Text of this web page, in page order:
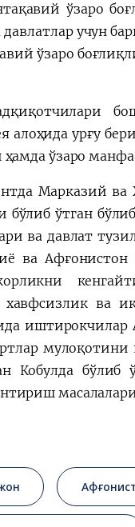
ўзаро
учун
ўзаро
алоҳида урғу
ўзаро
Марказий
ўтган
ва давлат
ва Афғонистон
ва
Кобулда бўлиб